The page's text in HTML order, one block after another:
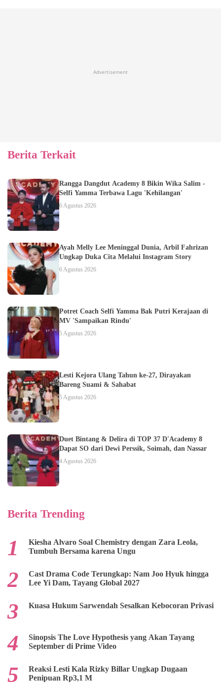
Advertisement
Berita Terkait
Rangga Dangdut Academy 8 Bikin Wika Salim -
Selfi Yamma Terbawa Lagu 'Kehilangan'
6 Agustus 2026
Ayah Melly Lee Meninggal Dunia, Arbil Fahrizan
Ungkap Duka Cita Melalui Instagram Story
6 Agustus 2026
Potret Coach Selfi Yamma Bak Putri Kerajaan di
MV 'Sampaikan Rindu'
5 Agustus 2026
Lesti Kejora Ulang Tahun ke-27, Dirayakan
Bareng Suami & Sahabat
5 Agustus 2026
Duet Bintang & Delira di TOP 37 D'Academy 8
Dapat SO dari Dewi Perssik, Soimah, dan Nassar
4 Agustus 2026
Berita Trending
Kiesha Alvaro Soal Chemistry dengan Zara Leola,
Tumbuh Bersama karena Ungu
Cast Drama Code Terungkap: Nam Joo Hyuk hingga
Lee Yi Dam, Tayang Global 2027
Kuasa Hukum Sarwendah Sesalkan Kebocoran Privasi
Sinopsis The Love Hypothesis yang Akan Tayang
September di Prime Video
Reaksi Lesti Kala Rizky Billar Ungkap Dugaan
Penipuan Rp3,1 M